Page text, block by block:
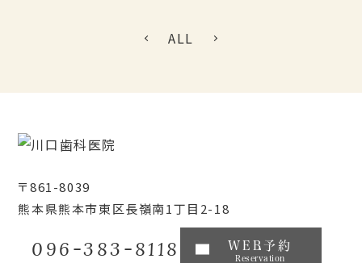
ALL
〒861-8039
熊本県熊本市東区長嶺南1丁目2-18
096-383-8118 WEB予約
Reservation